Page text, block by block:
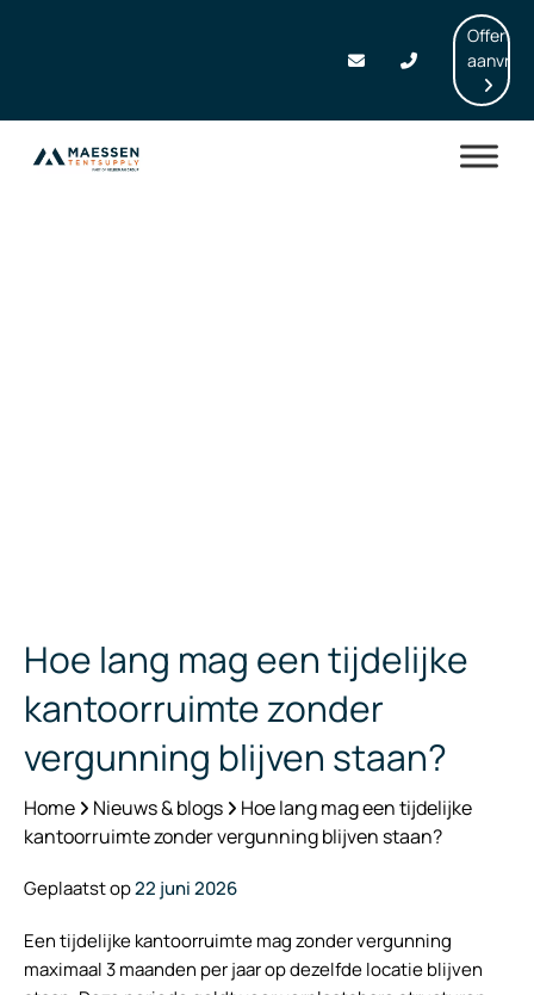
Offerte
Hoe lang mag een tijdelijke
kantoorruimte zonder
vergunning blijven staan?
Home Nieuws & blogs
Hoe lang mag een tijdelijke
kantoorruimte zonder vergunning blijven staan?
Geplaatst op22 juni 2026
Een tijdelijke kantoorruimte mag zonder vergunning
maximaal 3 maanden per jaar op dezelfde locatie blijven